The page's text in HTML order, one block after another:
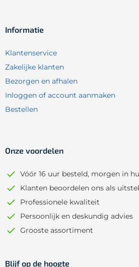
Informatie
Klantenservice
Zakelijke klanten
Bezorgen en afhalen
Inloggen of account aanmaken
Bestellen
Onze voordelen
Vóór 16 uur besteld, morgen in
Klanten beoordelen ons als
Professionele kwaliteit
Persoonlijk en deskundig advies
Grooste assortiment
Blijf op de hoogte